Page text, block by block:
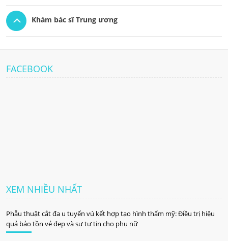
Khám bác sĩ Trung ương
FACEBOOK
XEM NHIỀU NHẤT
Phẫu thuật cắt đa u tuyến vú kết hợp tạo hình thẩm mỹ: Điều trị hiệu
quả bảo tồn vẻ đẹp và sự tự tin cho phụ nữ